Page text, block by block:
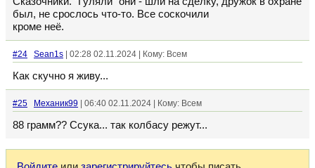
был, не срослось что-то. Все соскочили
кроме неё.
#24 Sean1s | 02:28 02.11.2024 | Кому: Всем
Как скучно я живу...
#25 Механик99 | 06:40 02.11.2024 | Кому: Всем
88 грамм?? Ссука... так колбасу режут...